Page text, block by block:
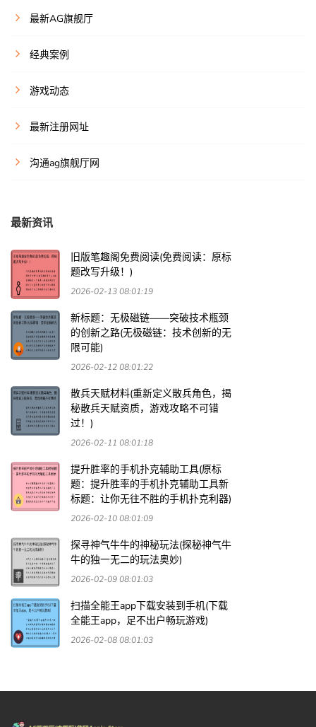
最新AG旗舰厅
经典案例
游戏动态
最新注册网址
沟通ag旗舰厅网
最新资讯
旧版笔趣阁免费阅读(免费阅读：原标
题改写升级！)
2026-02-13 08:01:19
新标题：无极磁链——突破技术瓶颈
的创新之路(无极磁链：技术创新的无
限可能)
2026-02-12 08:01:22
散兵天赋材料(重新定义散兵角色，揭
秘散兵天赋资质，游戏攻略不可错
过！)
2026-02-11 08:01:18
提升胜率的手机扑克辅助工具(原标
题：提升胜率的手机扑克辅助工具新
标题：让你无往不胜的手机扑克利器)
2026-02-10 08:01:09
探寻神气牛牛的神秘玩法(探秘神气牛
牛的独一无二的玩法奥妙)
2026-02-09 08:01:03
扫描全能王app下载安装到手机(下载
全能王app，足不出户畅玩游戏)
2026-02-08 08:01:03